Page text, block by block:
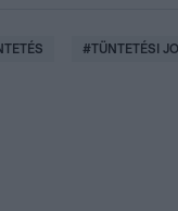
#TÜNTETÉSI